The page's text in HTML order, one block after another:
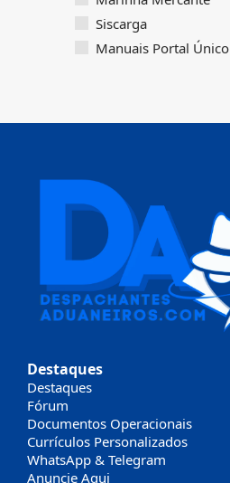
Siscarga
Manuais Portal Único
Destaques
Destaques
Fórum
Documentos Operacionais
Currículos Personalizados
WhatsApp & Telegram
Anuncie Aqui